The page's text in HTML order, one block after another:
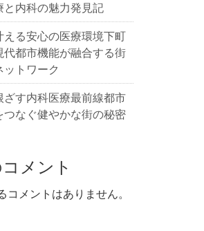
と内科の魅力発見記
える安心の医療環境下町
代都市機能が融合する街
ットワーク
ざす内科医療最前線都市
つなぐ健やかな街の秘密
メント
コメントはありません。